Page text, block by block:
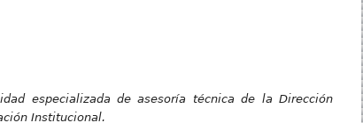
especializada de asesoría técnica de la Dirección
Institucional.